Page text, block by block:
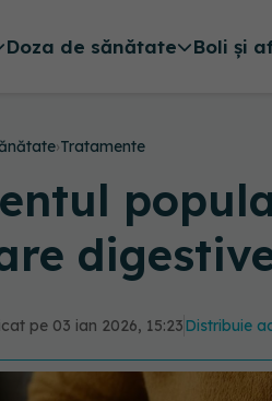
Doza de sănătate Boli și
›Tratamente
pe 03 ian 2026, 15:23Distribuie